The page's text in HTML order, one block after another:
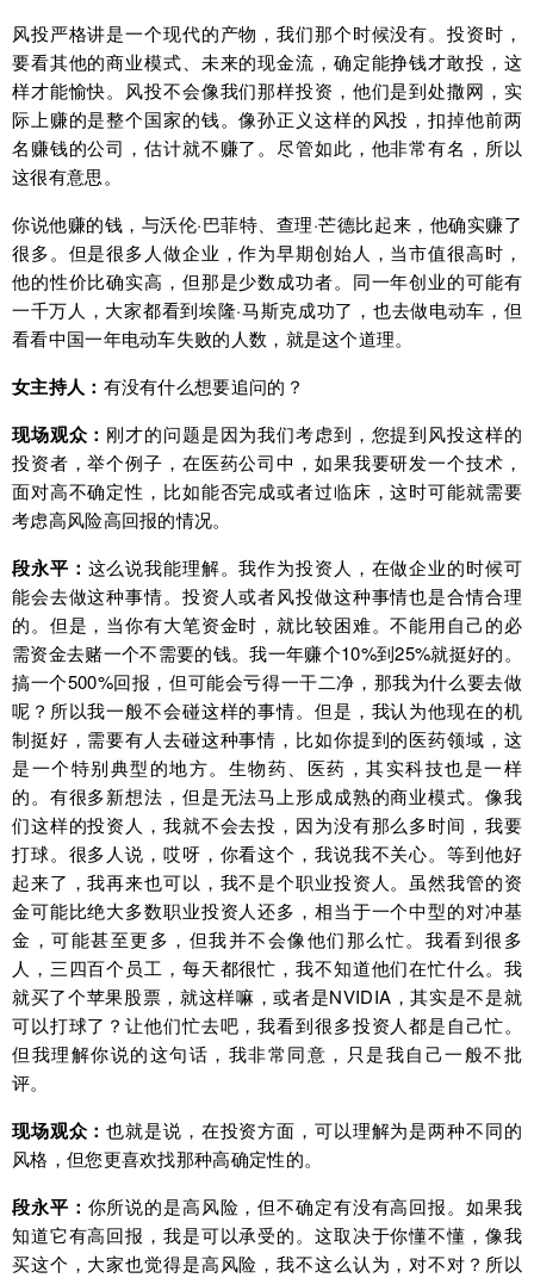
风投严格讲是一个现代的产物，我们那个时候没有。投资时，
要看其他的商业模式、未来的现金流，确定能挣钱才敢投，这
样才能愉快。风投不会像我们那样投资，他们是到处撒网，实
际上赚的是整个国家的钱。像孙正义这样的风投，扣掉他前两
名赚钱的公司，估计就不赚了。尽管如此，他非常有名，所以
这很有意思。
你说他赚的钱，与沃伦·巴菲特、查理·芒德比起来，他确实赚了
很多。但是很多人做企业，作为早期创始人，当市值很高时，
他的性价比确实高，但那是少数成功者。同一年创业的可能有
一千万人，大家都看到埃隆·马斯克成功了，也去做电动车，但
看看中国一年电动车失败的人数，就是这个道理。
女主持人： 有没有什么想要追问的？
现场观众： 刚才的问题是因为我们考虑到，您提到风投这样的
投资者，举个例子，在医药公司中，如果我要研发一个技术，
面对高不确定性，比如能否完成或者过临床，这时可能就需要
考虑高风险高回报的情况。
段永平： 这么说我能理解。我作为投资人，在做企业的时候可
能会去做这种事情。投资人或者风投做这种事情也是合情合理
的。但是，当你有大笔资金时，就比较困难。不能用自己的必
需资金去赌一个不需要的钱。我一年赚个10%到25%就挺好的。
搞一个500%回报，但可能会亏得一干二净，那我为什么要去做
呢？所以我一般不会碰这样的事情。但是，我认为他现在的机
制挺好，需要有人去碰这种事情，比如你提到的医药领域，这
是一个特别典型的地方。生物药、医药，其实科技也是一样
的。有很多新想法，但是无法马上形成成熟的商业模式。像我
们这样的投资人，我就不会去投，因为没有那么多时间，我要
打球。很多人说，哎呀，你看这个，我说我不关心。等到他好
起来了，我再来也可以，我不是个职业投资人。虽然我管的资
金可能比绝大多数职业投资人还多，相当于一个中型的对冲基
金，可能甚至更多，但我并不会像他们那么忙。我看到很多
人，三四百个员工，每天都很忙，我不知道他们在忙什么。我
就买了个苹果股票，就这样嘛，或者是NVIDIA，其实是不是就
可以打球了？让他们忙去吧，我看到很多投资人都是自己忙。
但我理解你说的这句话，我非常同意，只是我自己一般不批
评。
现场观众：也就是说，在投资方面，可以理解为是两种不同的
风格，但您更喜欢找那种高确定性的。
段永平： 你所说的是高风险，但不确定有没有高回报。如果我
知道它有高回报，我是可以承受的。这取决于你懂不懂，像我
买这个，大家也觉得是高风险，我不这么认为，对不对？所以